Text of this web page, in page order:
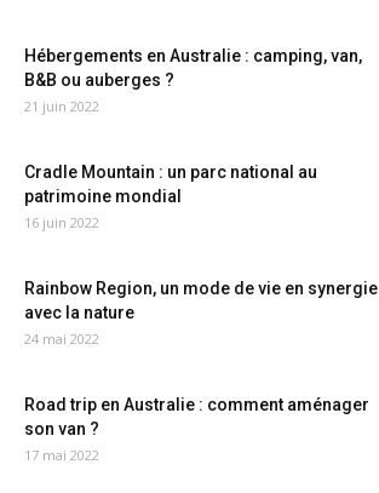
Hébergements en Australie : camping, van,
B&B ou auberges ?
21 juin 2022
Cradle Mountain : un parc national au
patrimoine mondial
16 juin 2022
Rainbow Region, un mode de vie en synergie
avec la nature
24 mai 2022
Road trip en Australie : comment aménager
son van ?
17 mai 2022